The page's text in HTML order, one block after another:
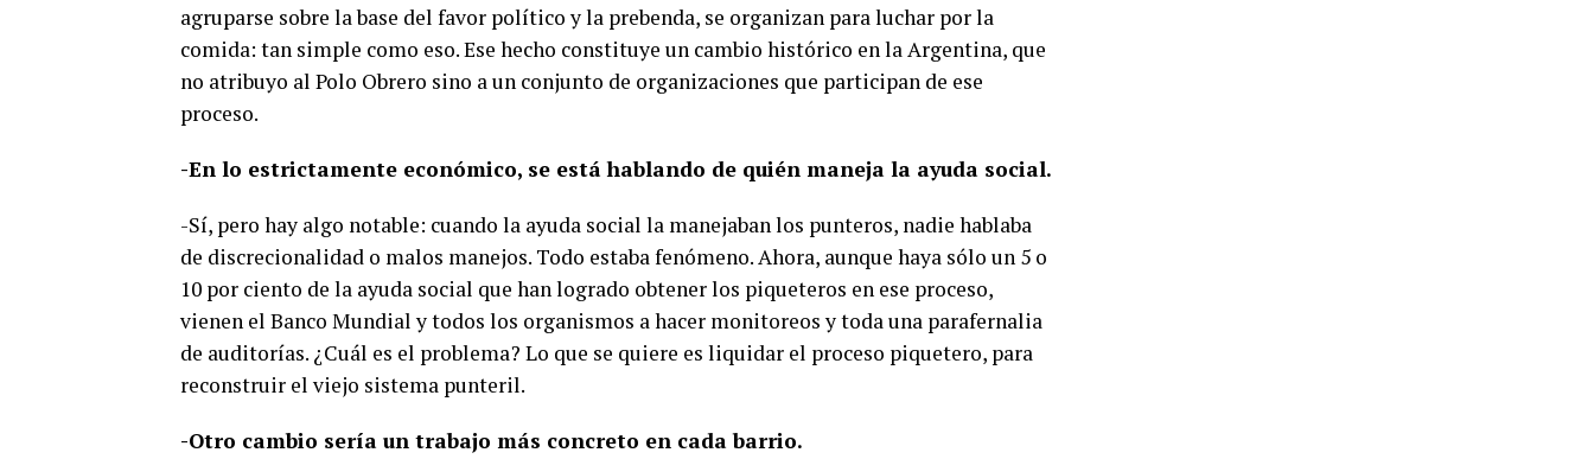
agruparse sobre la base del favor político y la prebenda, se organizan para luchar por la
comida: tan simple como eso. Ese hecho constituye un cambio histórico en la Argentina, que
no atribuyo al Polo Obrero sino a un conjunto de organizaciones que participan de ese
proceso.
-En lo estrictamente económico, se está hablando de quién maneja la ayuda social.
-Sí, pero hay algo notable: cuando la ayuda social la manejaban los punteros, nadie hablaba
de discrecionalidad o malos manejos. Todo estaba fenómeno. Ahora, aunque haya sólo un 5 o
10 por ciento de la ayuda social que han logrado obtener los piqueteros en ese proceso,
vienen el Banco Mundial y todos los organismos a hacer monitoreos y toda una parafernalia
de auditorías. ¿Cuál es el problema? Lo que se quiere es liquidar el proceso piquetero, para
reconstruir el viejo sistema punteril.
-Otro cambio sería un trabajo más concreto en cada barrio.